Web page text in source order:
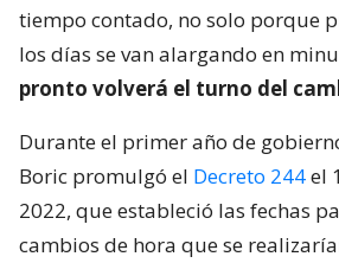
tiempo contado, no solo porque
los días se van alargando en
pronto volverá el turno del
Durante el primer año de
Boric promulgó el Decreto 244el
2022, que estableció las fechas
cambios de hora que se